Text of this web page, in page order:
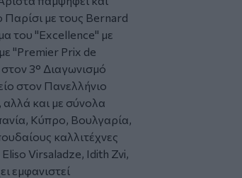
Παρίσι με τους Bernard
του "Excellence" με
"Premier Prix de
3° Διαγωνισμό
στον Πανελλήνιο
και με σύνολα
Κύπρο, Βουλγαρία,
καλλιτέχνες
Virsaladze, Idith Zvi,
εμφανιστεί